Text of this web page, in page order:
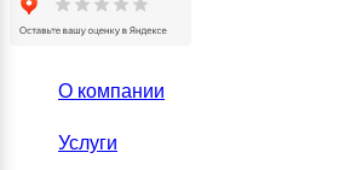
О компании
Услуги